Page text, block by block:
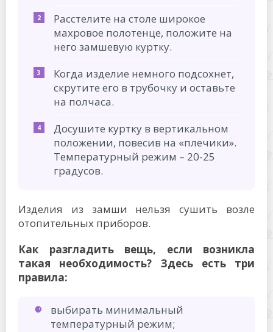
Расстелите на столе широкое
махровое полотенце, положите на
него замшевую куртку.
Когда изделие немного подсохнет,
скрутите его в трубочку и оставьте
на полчаса.
Досушите куртку в вертикальном
положении, повесив на «плечики».
Температурный режим – 20-25
градусов.
Изделия из замши нельзя сушить возле
отопительных приборов.
Как разгладить вещь, если возникла
такая необходимость? Здесь есть три
правила:
выбирать минимальный
температурный режим;